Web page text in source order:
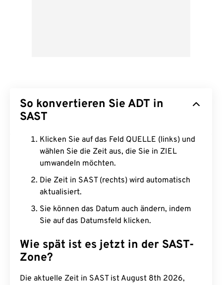
So konvertieren Sie ADT in
SAST
Klicken Sie auf das Feld QUELLE (links) und
wählen Sie die Zeit aus, die Sie in ZIEL
umwandeln möchten.
Die Zeit in SAST (rechts) wird automatisch
aktualisiert.
Sie können das Datum auch ändern, indem
Sie auf das Datumsfeld klicken.
Wie spät ist es jetzt in der SAST-
Zone?
Die aktuelle Zeit in SAST ist August 8th 2026,